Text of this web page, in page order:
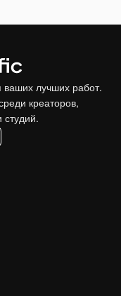
лучших работ.
креаторов,
студий.